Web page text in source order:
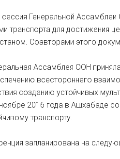
Генеральной
транспорта для достижения
Соавторами этого
Ассамблея ООН
всестороннего
созданию устойчивых
2016 года в Ашхабаде
транспорту.
запланирована на